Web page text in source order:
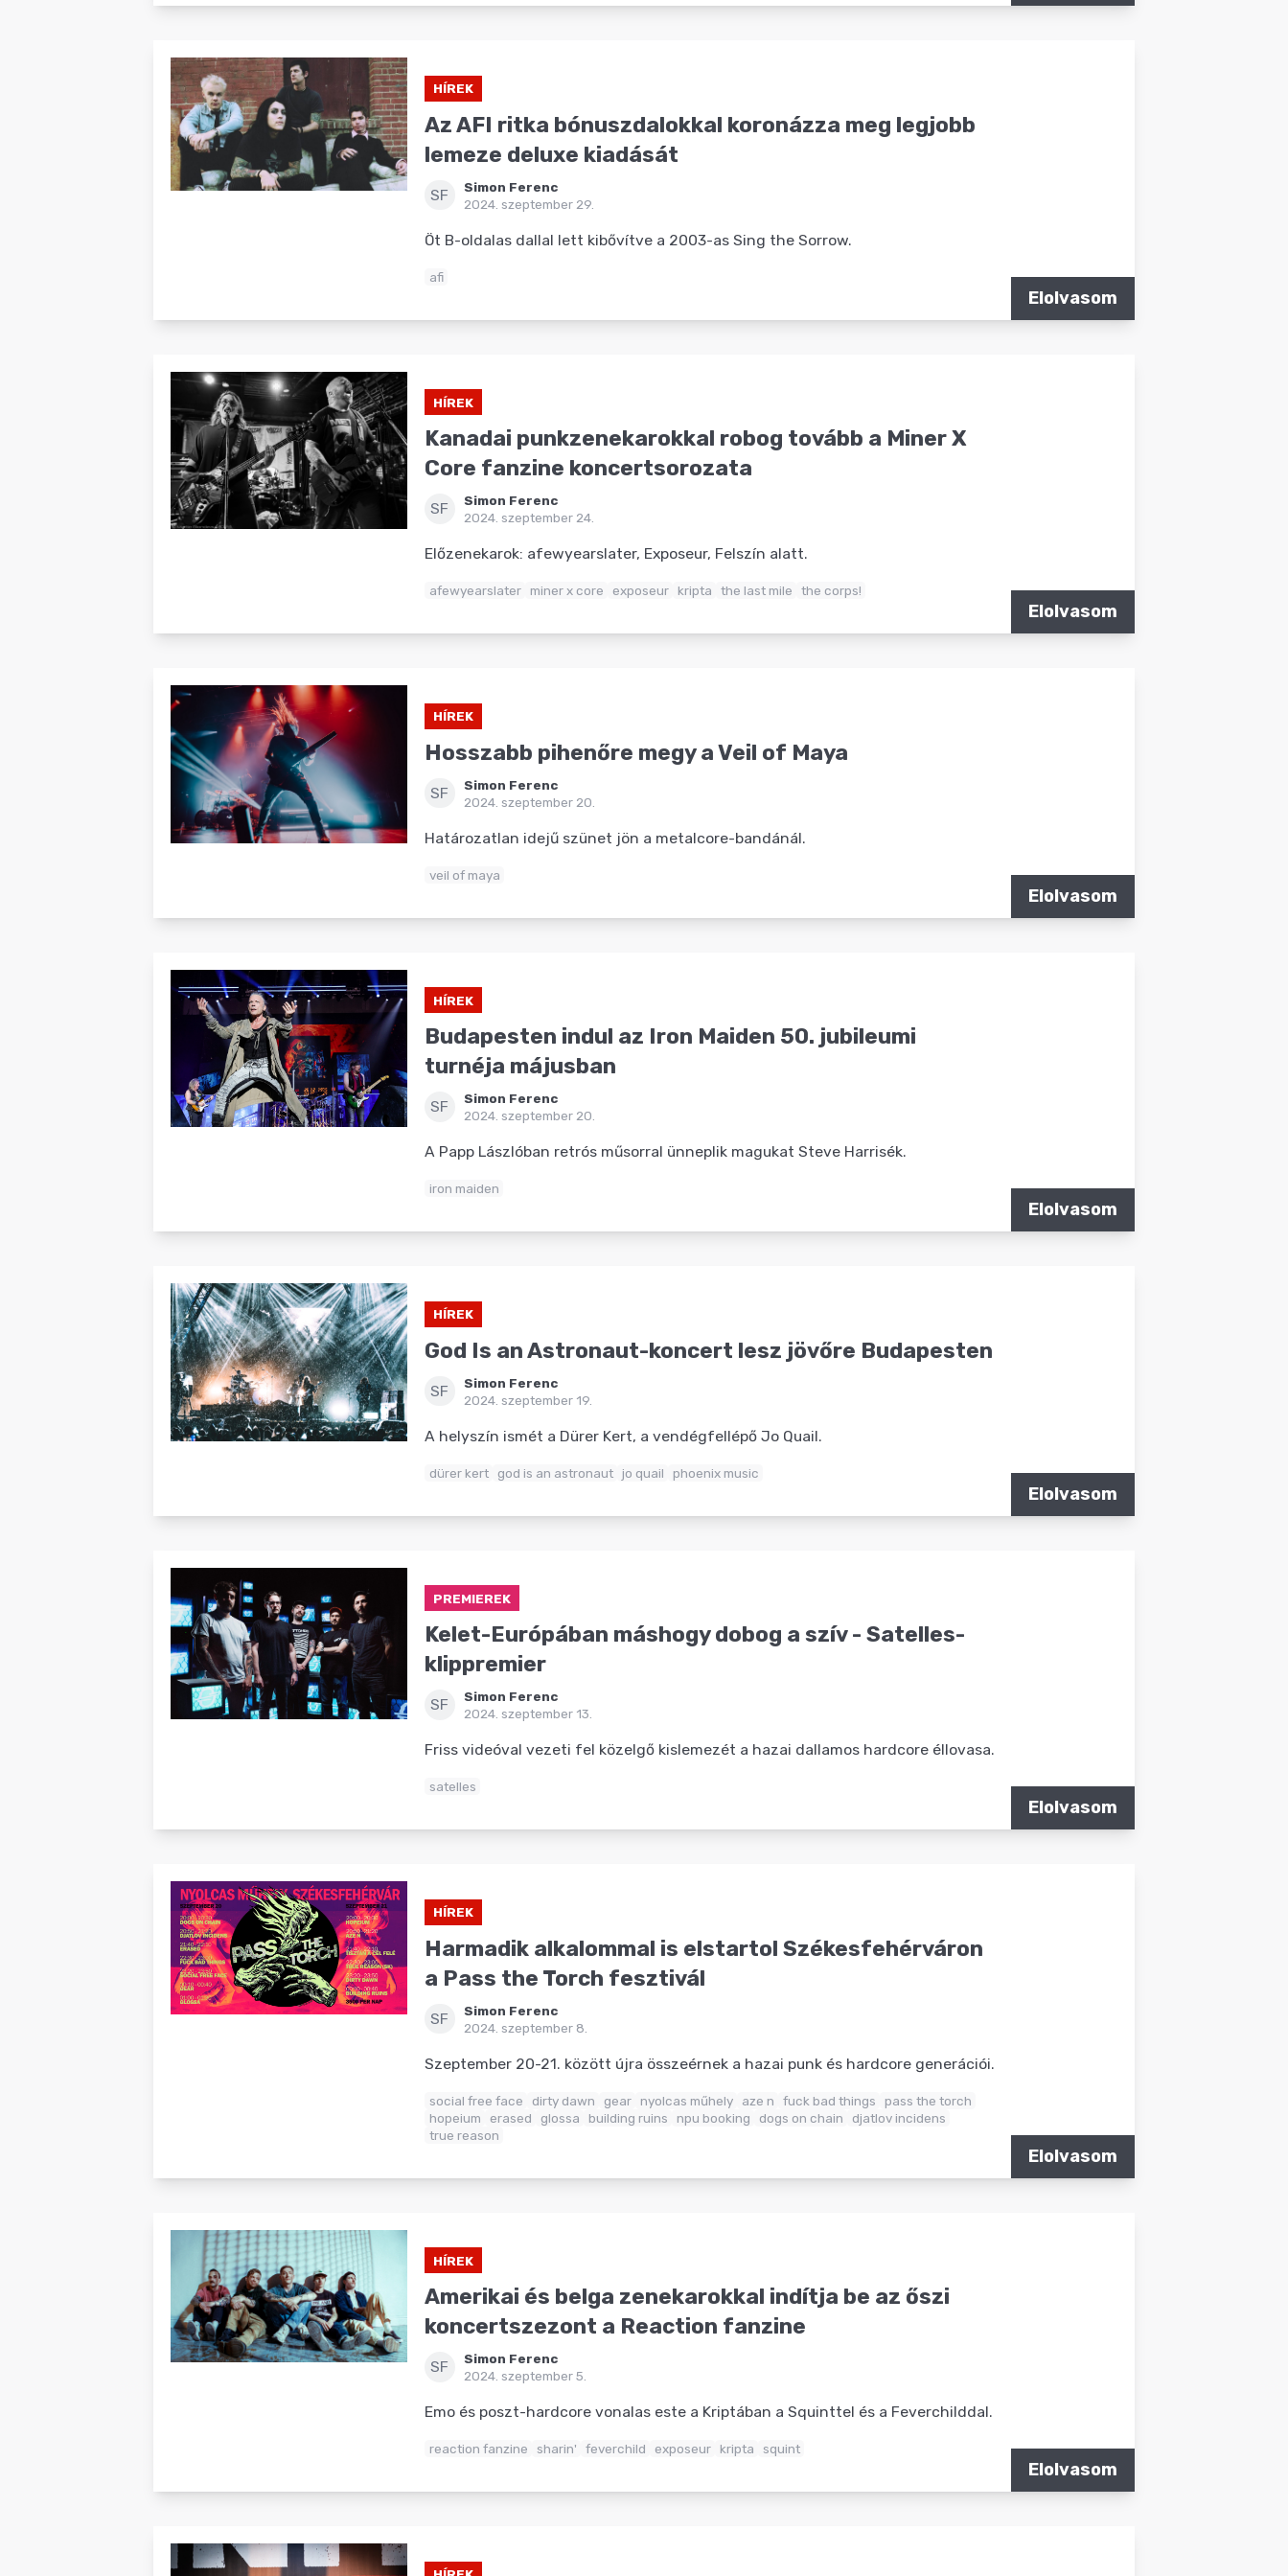
HÍREK
Az AFI ritka bónuszdalokkal koronázza meg legjobb
lemeze deluxe kiadását
SF
Simon Ferenc
2024. szeptember 29.
Öt B-oldalas dallal lett kibővítve a 2003-as Sing the Sorrow.
afi
Elolvasom
HÍREK
Kanadai punkzenekarokkal robog tovább a Miner X
Core fanzine koncertsorozata
SF
Simon Ferenc
2024. szeptember 24.
Előzenekarok: afewyearslater, Exposeur, Felszín alatt.
afewyearslater miner x core exposeur kripta the last mile the corps!
Elolvasom
HÍREK
Hosszabb pihenőre megy a Veil of Maya
SF
Simon Ferenc
2024. szeptember 20.
Határozatlan idejű szünet jön a metalcore-bandánál.
veil of maya
Elolvasom
HÍREK
Budapesten indul az Iron Maiden 50. jubileumi
turnéja májusban
SF
Simon Ferenc
2024. szeptember 20.
A Papp Lászlóban retrós műsorral ünneplik magukat Steve Harrisék.
iron maiden
Elolvasom
HÍREK
God Is an Astronaut-koncert lesz jövőre Budapesten
SF
Simon Ferenc
2024. szeptember 19.
A helyszín ismét a Dürer Kert, a vendégfellépő Jo Quail.
dürer kert god is an astronaut jo quail phoenix music
Elolvasom
PREMIEREK
Kelet-Európában máshogy dobog a szív - Satelles-
klippremier
SF
Simon Ferenc
2024. szeptember 13.
Friss videóval vezeti fel közelgő kislemezét a hazai dallamos hardcore éllovasa.
satelles
Elolvasom
HÍREK
Harmadik alkalommal is elstartol Székesfehérváron
a Pass the Torch fesztivál
SF
Simon Ferenc
2024. szeptember 8.
Szeptember 20-21. között újra összeérnek a hazai punk és hardcore generációi.
social free face dirty dawn gear nyolcas műhely aze n fuck bad things
pass the torch
hopeium
erased glossa building ruins npu booking dogs on chain
djatlov incidens
true reason
Elolvasom
HÍREK
Amerikai és belga zenekarokkal indítja be az őszi
koncertszezont a Reaction fanzine
SF
Simon Ferenc
2024. szeptember 5.
Emo és poszt-hardcore vonalas este a Kriptában a Squinttel és a Feverchilddal.
reaction fanzine sharin' feverchild exposeur kripta squint
Elolvasom